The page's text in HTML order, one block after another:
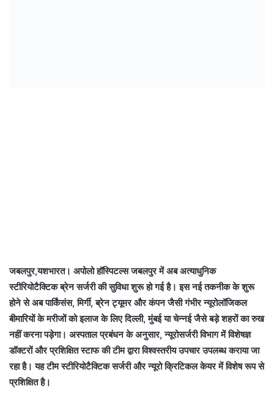
जबलपुर,यशभारत। अपोलो हॉस्पिटल्स जबलपुर में अब अत्याधुनिक
स्टीरियोटैक्टिक ब्रेन सर्जरी की सुविधा शुरू हो गई है। इस नई तकनीक के शुरू
होने से अब पार्किंसंस, मिर्गी, ब्रेन ट्यूमर और कंपन जैसी गंभीर न्यूरोलॉजिकल
बीमारियों के मरीजों को इलाज के लिए दिल्ली, मुंबई या चेन्नई जैसे बड़े शहरों का रुख
नहीं करना पड़ेगा। अस्पताल प्रबंधन के अनुसार, न्यूरोसर्जरी विभाग में विशेषज्ञ
डॉक्टरों और प्रशिक्षित स्टाफ की टीम द्वारा विश्वस्तरीय उपचार उपलब्ध कराया जा
रहा है। यह टीम स्टीरियोटैक्टिक सर्जरी और न्यूरो क्रिटिकल केयर में विशेष रूप से
प्रशिक्षित है।